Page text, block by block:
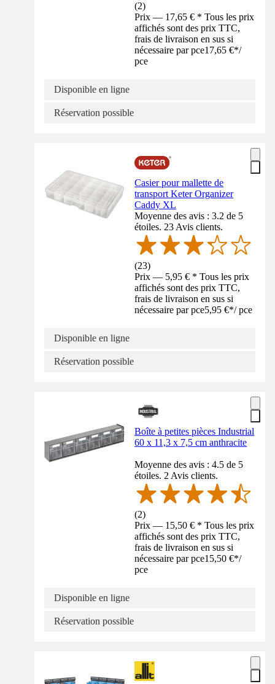
(2)
Prix — 17,65 € * Tous les prix
affichés sont des prix TTC,
frais de livraison en sus si
nécessaire par pce17,65 €*/
pce
Disponible en ligne
Réservation possible
Casier pour mallette de
transport Keter Organizer
Caddy XL
Moyenne des avis : 3.2 de 5
étoiles. 23 Avis clients.
(23)
Prix — 5,95 € * Tous les prix
affichés sont des prix TTC,
frais de livraison en sus si
nécessaire par pce5,95 €*/ pce
Disponible en ligne
Réservation possible
Boîte à petites pièces Industrial
60 x 11,3 x 7,5 cm anthracite
Moyenne des avis : 4.5 de 5
étoiles. 2 Avis clients.
(2)
Prix — 15,50 € * Tous les prix
affichés sont des prix TTC,
frais de livraison en sus si
nécessaire par pce15,50 €*/
pce
Disponible en ligne
Réservation possible